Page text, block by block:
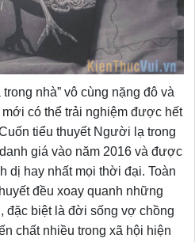
nhà” vô cùng nặng đô và
có thể trải nghiệm được hết
tiểu thuyết Người lạ trong
giá vào năm 2016 và được
dị hay nhất mọi thời đại. Toàn
đều xoay quanh những
đặc biệt là đời sống vợ chồng
chất nhiều trong xã hội hiện